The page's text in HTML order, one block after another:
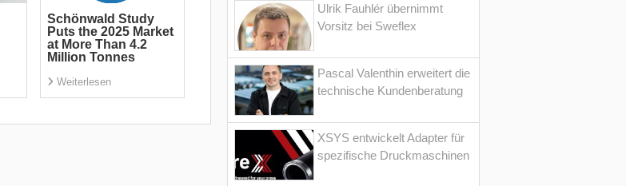
Schönwald Study
Puts the 2025 Market
at More Than 4.2
Million Tonnes
Weiterlesen
Ulrik Fauhlér übernimmt
Vorsitz bei Sweflex
Pascal Valenthin erweitert die
technische Kundenberatung
XSYS entwickelt Adapter für
spezifische Druckmaschinen